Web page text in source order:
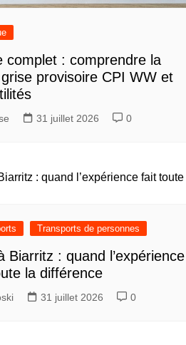
complet : comprendre la
provisoire CPI WW et
31 juillet 2026 0
Transports de personnes
Biarritz : quand l’expérience
la différence
31 juillet 2026 0